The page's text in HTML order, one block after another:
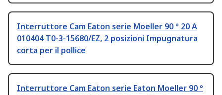
Interruttore Cam Eaton serie Moeller 90 ° 20 A
010404 T0-3-15680/EZ, 2 posizioni Impugnatura
corta per il pollice
Interruttore Cam Eaton serie Eaton Moeller 90 °